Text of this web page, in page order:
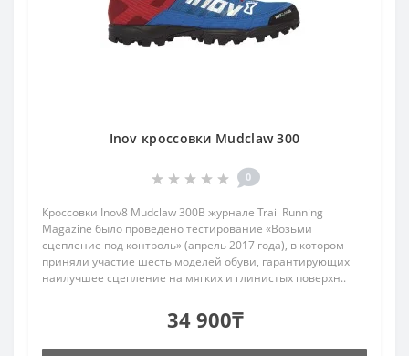
Inov кроссовки Mudclaw 300
0
Кроссовки Inov8 Mudclaw 300В журнале Trail Running
Magazine было проведено тестирование «Возьми
сцепление под контроль» (апрель 2017 года), в котором
приняли участие шесть моделей обуви, гарантирующих
наилучшее сцепление на мягких и глинистых поверхн..
34 900₸